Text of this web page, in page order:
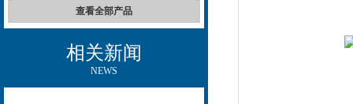
查看全部产品
相关新闻
NEWS